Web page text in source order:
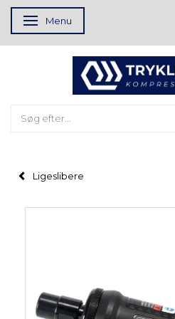
Skifte navigation
Menu
Ligeslibere